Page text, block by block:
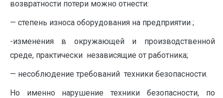
возвратности потери можно отнести:
— степень износа оборудования на предприятии ;
-изменения в окружающей и производственной
среде, практически независящие от работника;
— несоблюдение требований техники безопасности.
Но именно нарушение техники безопасности, по